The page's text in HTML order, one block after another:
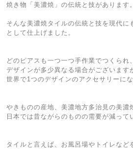
焼き物「美濃焼」の伝統と技があります。
そんな美濃焼タイルの伝統と技を現代に
として仕上げました。
どのピアスも一つ一つ手作業でつくられ、
デザインが多少異なる場合がございます
世界で1つのデザインのアクセサリーにな
やきものの産地、美濃地方多治見の美濃
日本では昔ながらのものの需要が減って
タイルと言えば、お風呂場やトイレなど